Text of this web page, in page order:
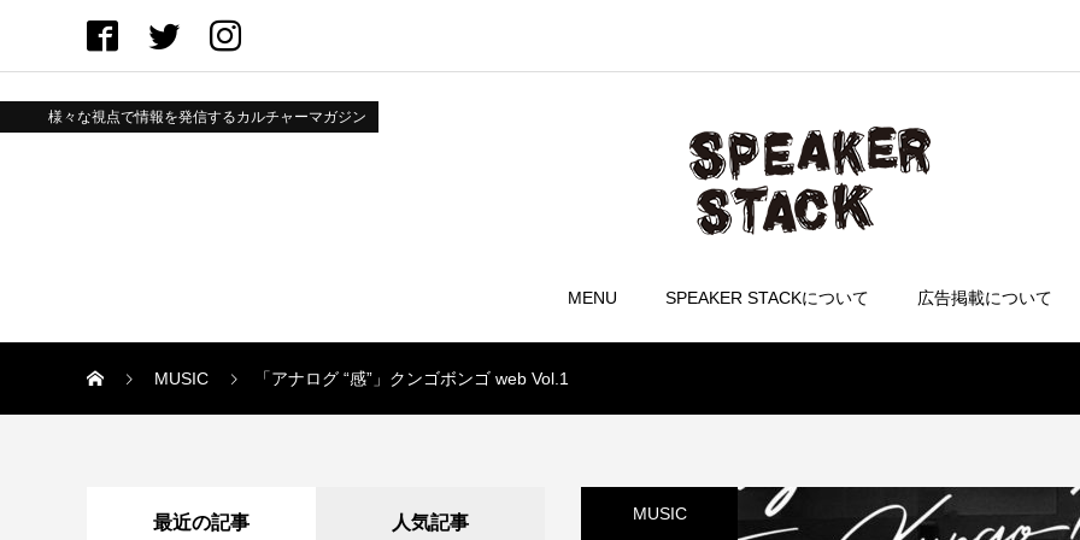
様々な視点で情報を発信するカルチャーマガジン
MENU SPEAKER STACKについて 広告掲載について
MUSIC 「アナログ “感”」クンゴボンゴ web Vol.1
MUSIC
最近の記事 人気記事